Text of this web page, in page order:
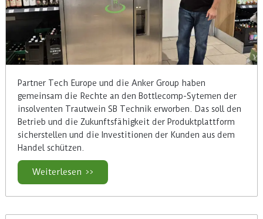
Partner Tech Europe und die Anker Group haben
gemeinsam die Rechte an den Bottlecomp-Sytemen der
insolventen Trautwein SB Technik erworben. Das soll den
Betrieb und die Zukunftsfähigkeit der Produktplattform
sicherstellen und die Investitionen der Kunden aus dem
Handel schützen.
Weiterlesen >>